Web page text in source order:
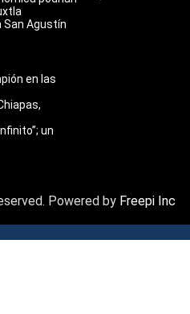
San Agustín
en las
un
Powered by Freepi Inc